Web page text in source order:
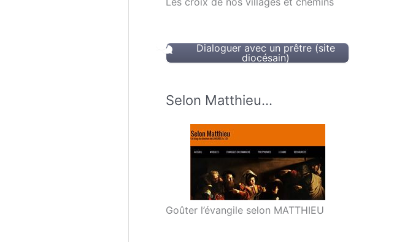
Dialoguer avec un prêtre (site
diocésain)
Selon Matthieu…
Goûter l’évangile selon MATTHIEU